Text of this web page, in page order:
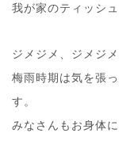
我が家のティッシ
ジメジメ、ジメジ
梅雨時期は気を張
す。
みなさんもお身体